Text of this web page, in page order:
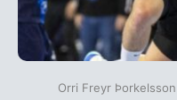
Orri Freyr Þorkelsson